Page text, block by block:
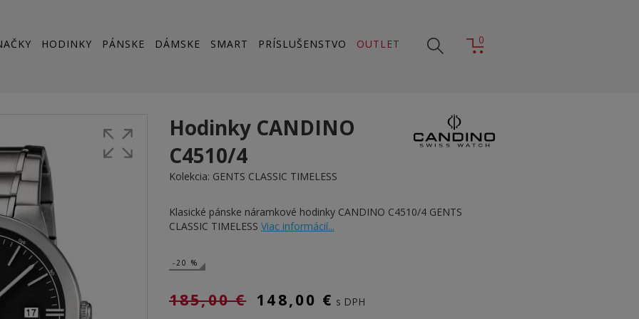
HODINKY PÁNSKE DÁMSKE SMART PRÍSLUŠENSTVO OUTLET 0
Hodinky CANDINO
C4510/4
Kolekcia: GENTS CLASSIC TIMELESS
Klasické pánske náramkové hodinky CANDINO C4510/4 GENTS
CLASSIC TIMELESS Viac informácií...
-20 %
185,00 € 148,00 € s DPH